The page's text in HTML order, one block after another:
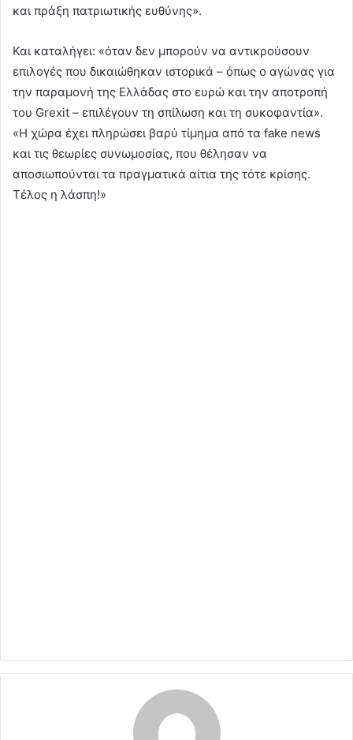
και πράξη πατριωτικής ευθύνης».
Και καταλήγει: «όταν δεν μπορούν να αντικρούσουν
επιλογές που δικαιώθηκαν ιστορικά – όπως ο αγώνας για
την παραμονή της Ελλάδας στο ευρώ και την αποτροπή
του Grexit – επιλέγουν τη σπίλωση και τη συκοφαντία».
«Η χώρα έχει πληρώσει βαρύ τίμημα από τα fake news
και τις θεωρίες συνωμοσίας, που θέλησαν να
αποσιωπούνται τα πραγματικά αίτια της τότε κρίσης.
Τέλος η λάσπη!»